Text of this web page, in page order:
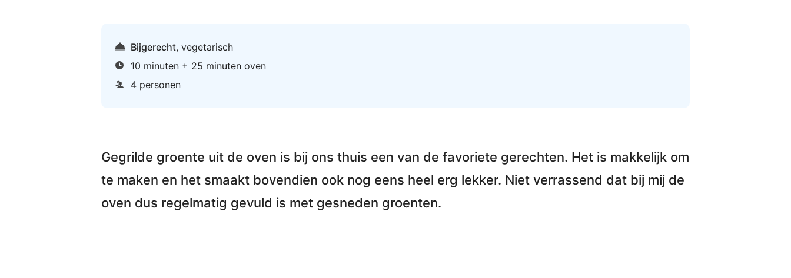
Bijgerecht, vegetarisch
10 minuten + 25 minuten oven
4 personen
Gegrilde groente uit de oven is bij ons thuis een van de favoriete gerechten. Het is makkelijk om
te maken en het smaakt bovendien ook nog eens heel erg lekker. Niet verrassend dat bij mij de
oven dus regelmatig gevuld is met gesneden groenten.